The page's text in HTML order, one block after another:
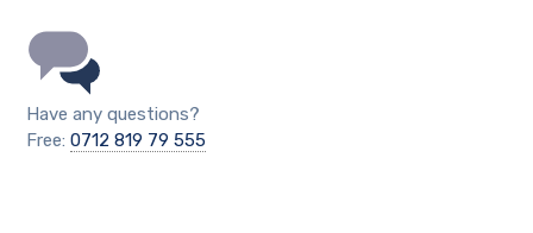
Have any questions?
Free:0712 819 79 555